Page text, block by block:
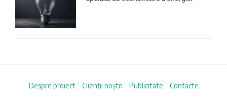
Despre proiect Clienții noștri Publicitate Contacte